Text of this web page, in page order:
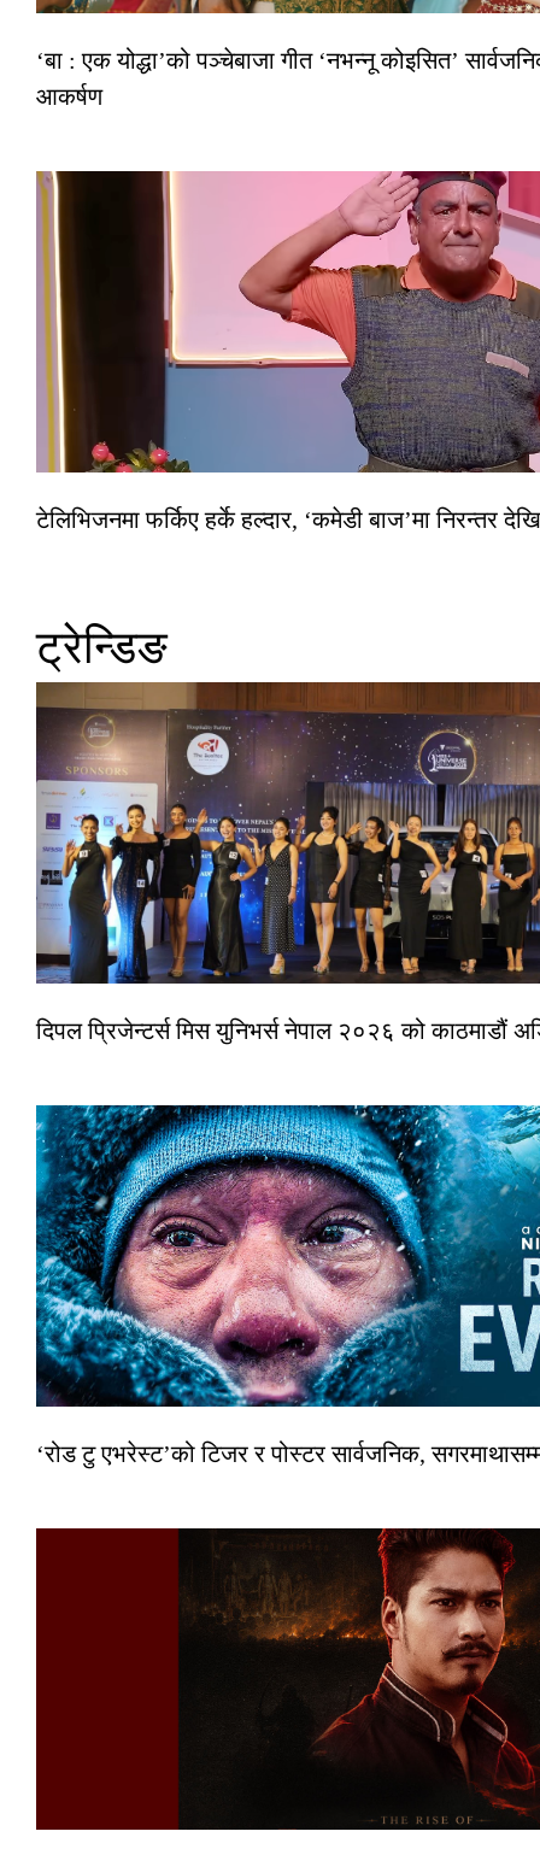
‘बा : एक योद्धा’को पञ्चेबाजा गीत ‘नभन्नू कोइसित’
आकर्षण
टेलिभिजनमा फर्किए हर्के हल्दार, ‘कमेडी बाज’मा निरन्तर
ट्रेन्डिङ
दिपल प्रिजेन्टर्स मिस युनिभर्स नेपाल २०२६ को काठमाडौं
‘रोड टु एभरेस्ट’को टिजर र पोस्टर सार्वजनिक,